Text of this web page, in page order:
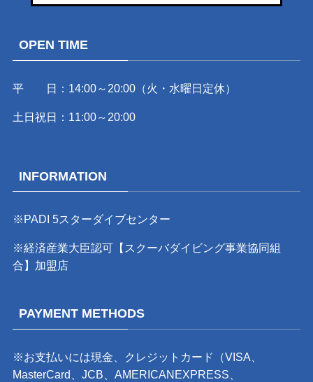
OPEN TIME
平 日：14:00～20:00（火・水曜日定休）
土日祝日：11:00～20:00
INFORMATION
※PADI 5スターダイブセンター
※経済産業大臣認可【スクーバダイビング事業協同組
合】加盟店
PAYMENT METHODS
※お支払いには現金、クレジットカード（VISA、
MasterCard、JCB、AMERICANEXPRESS、